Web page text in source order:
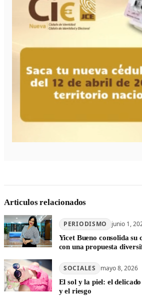
Articulos relacionados
PERIODISMO junio 1,
Yicet Bueno consolida
con una propuesta
SOCIALES mayo 8, 2026
El sol y la piel: el
y el riesgo